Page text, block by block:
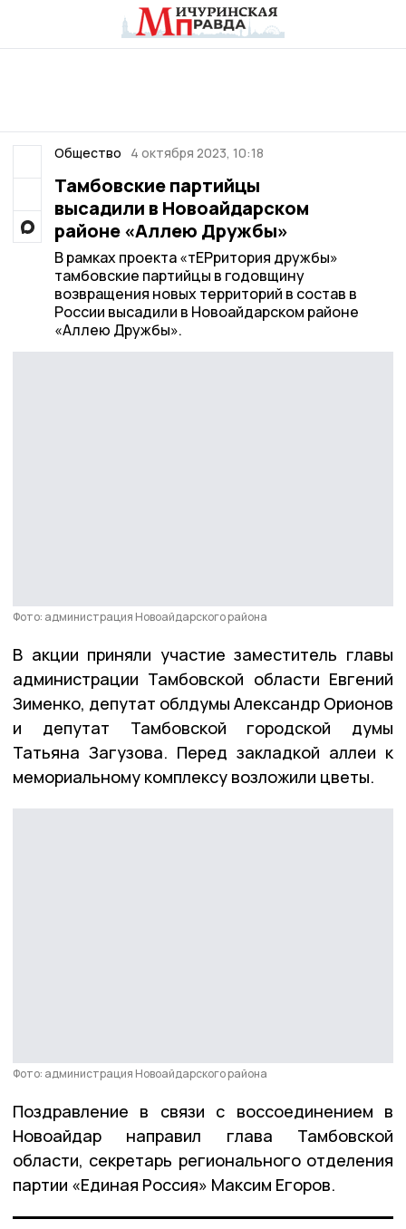
Общество 4 октября 2023, 10:18
Тамбовские партийцы
высадили в Новоайдарском
районе «Аллею Дружбы»
В рамках проекта «тЕРритория дружбы»
тамбовские партийцы в годовщину
возвращения новых территорий в состав в
России высадили в Новоайдарском районе
«Аллею Дружбы».
Фото: администрация Новоайдарского района
В акции приняли участие заместитель главы
администрации Тамбовской области Евгений
Зименко, депутат облдумы Александр Орионов
и депутат Тамбовской городской думы
Татьяна Загузова. Перед закладкой аллеи к
мемориальному комплексу возложили цветы.
Фото: администрация Новоайдарского района
Поздравление в связи с воссоединением в
Новоайдар направил глава Тамбовской
области, секретарь регионального отделения
партии «Единая Россия» Максим Егоров.